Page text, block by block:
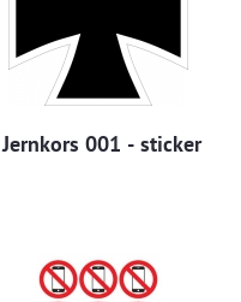
Jernkors 001 - sticker